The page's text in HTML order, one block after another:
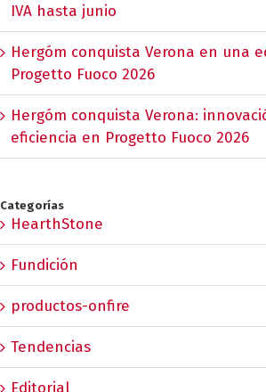
IVA hasta junio
Hergóm conquista Verona en una
Progetto Fuoco 2026
Hergóm conquista Verona:
eficiencia en Progetto Fuoco 2026
Categorías
HearthStone
Fundición
productos-onfire
Tendencias
Editorial